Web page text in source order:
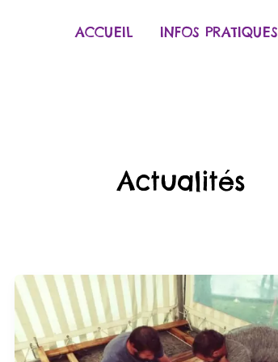
ACCUEIL INFOS PRATIQUES
Actualités